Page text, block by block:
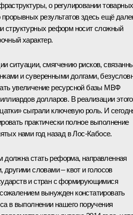
о регулировании товарных
результатов здесь ещё
структурных реформ носит сложный
характер.
ситуации, смягчению рисков,
и суверенными долгами,
увеличение ресурсной базы МВФ
долларов. В реализации этого
сыграли ключевую роль. И
практически полное выполнение
нами год назад в Лос-Кабосе.
стать реформа, направленная
словами – квот и голосов
и стран с формирующимися
вынужден констатировать
в выполнении нашего поручения